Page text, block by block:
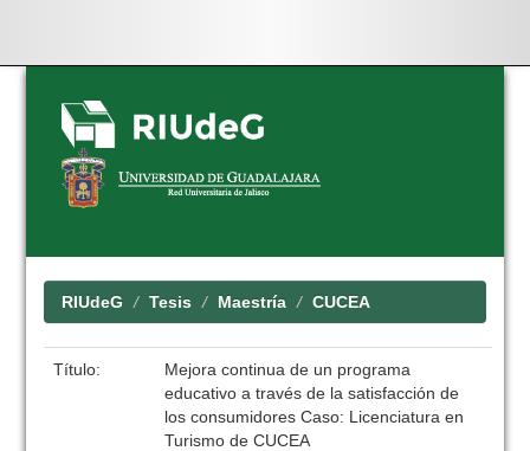
Skip
navigation
RIUdeG Tesis Maestría CUCEA
Título:
Mejora continua de un programa
educativo a través de la satisfacción de
los consumidores Caso: Licenciatura en
Turismo de CUCEA